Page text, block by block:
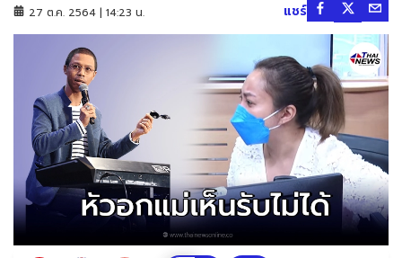
27 ต.ค. 2564 | 14:23 น. แชร์